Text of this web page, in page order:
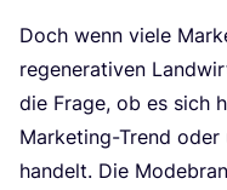
Doch wenn vie­le
rege­ne­ra­ti­ven
die Fra­ge, ob es sich
Mar­ke­ting-Trend oder
han­delt. Die